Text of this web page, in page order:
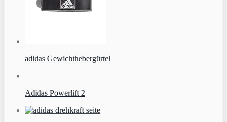
adidas Gewichthebergürtel
Adidas Powerlift 2